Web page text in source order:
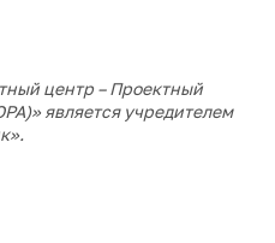
центр – Проектный
является учредителем